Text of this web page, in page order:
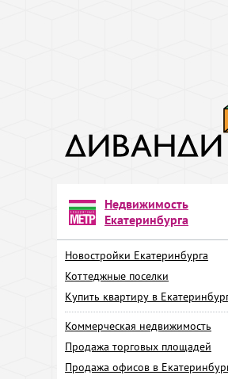
Недвижимость
Екатеринбурга
Новостройки Екатеринбурга
Коттеджные поселки
Купить квартиру в
Коммерческая недвижимость
Продажа торговых площадей
Продажа офисов в